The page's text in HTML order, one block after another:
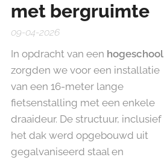
met bergruimte
09-04-2026
In opdracht van een hogeschool
zorgden we voor een installatie
van een 16-meter lange
fietsenstalling met een enkele
draaideur. De structuur, inclusief
het dak werd opgebouwd uit
gegalvaniseerd staal en